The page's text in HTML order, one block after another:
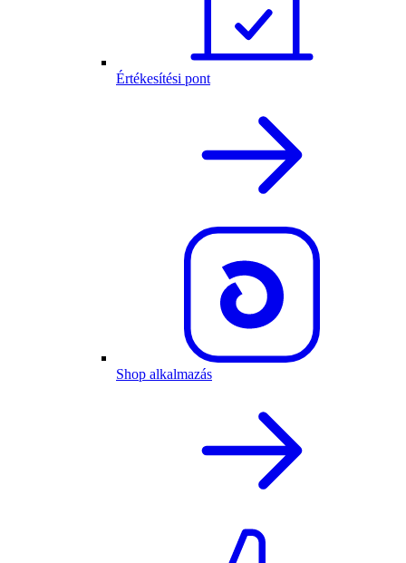
Értékesítési pont
Shop alkalmazás